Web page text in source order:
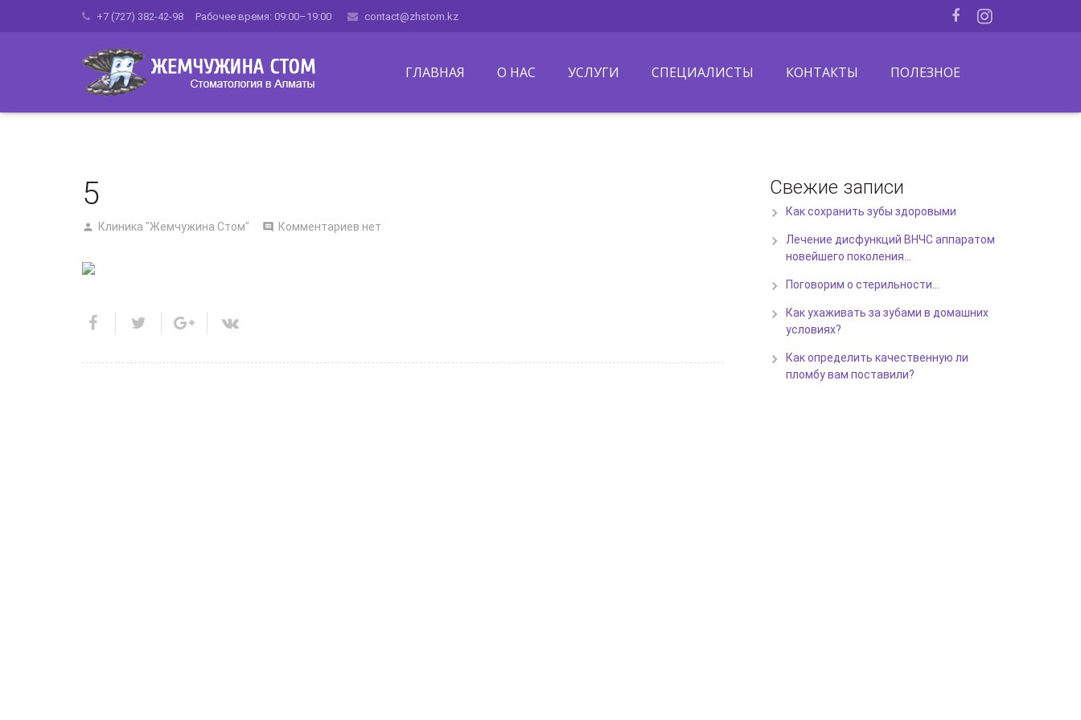
+7 (727) 382-42-98 Рабочее время: 09:00–19:00 contact@zhstom.kz
ГЛАВНАЯ О НАС УСЛУГИ СПЕЦИАЛИСТЫ КОНТАКТЫ ПОЛЕЗНОЕ
5
Клиника "Жемчужина Стом" Комментариев нет
Свежие записи
Как сохранить зубы здоровыми
Лечение дисфункций ВНЧС аппаратом
новейшего поколения…
Поговорим о стерильности…
Как ухаживать за зубами в домашних
условиях?
Как определить качественную ли
пломбу вам поставили?